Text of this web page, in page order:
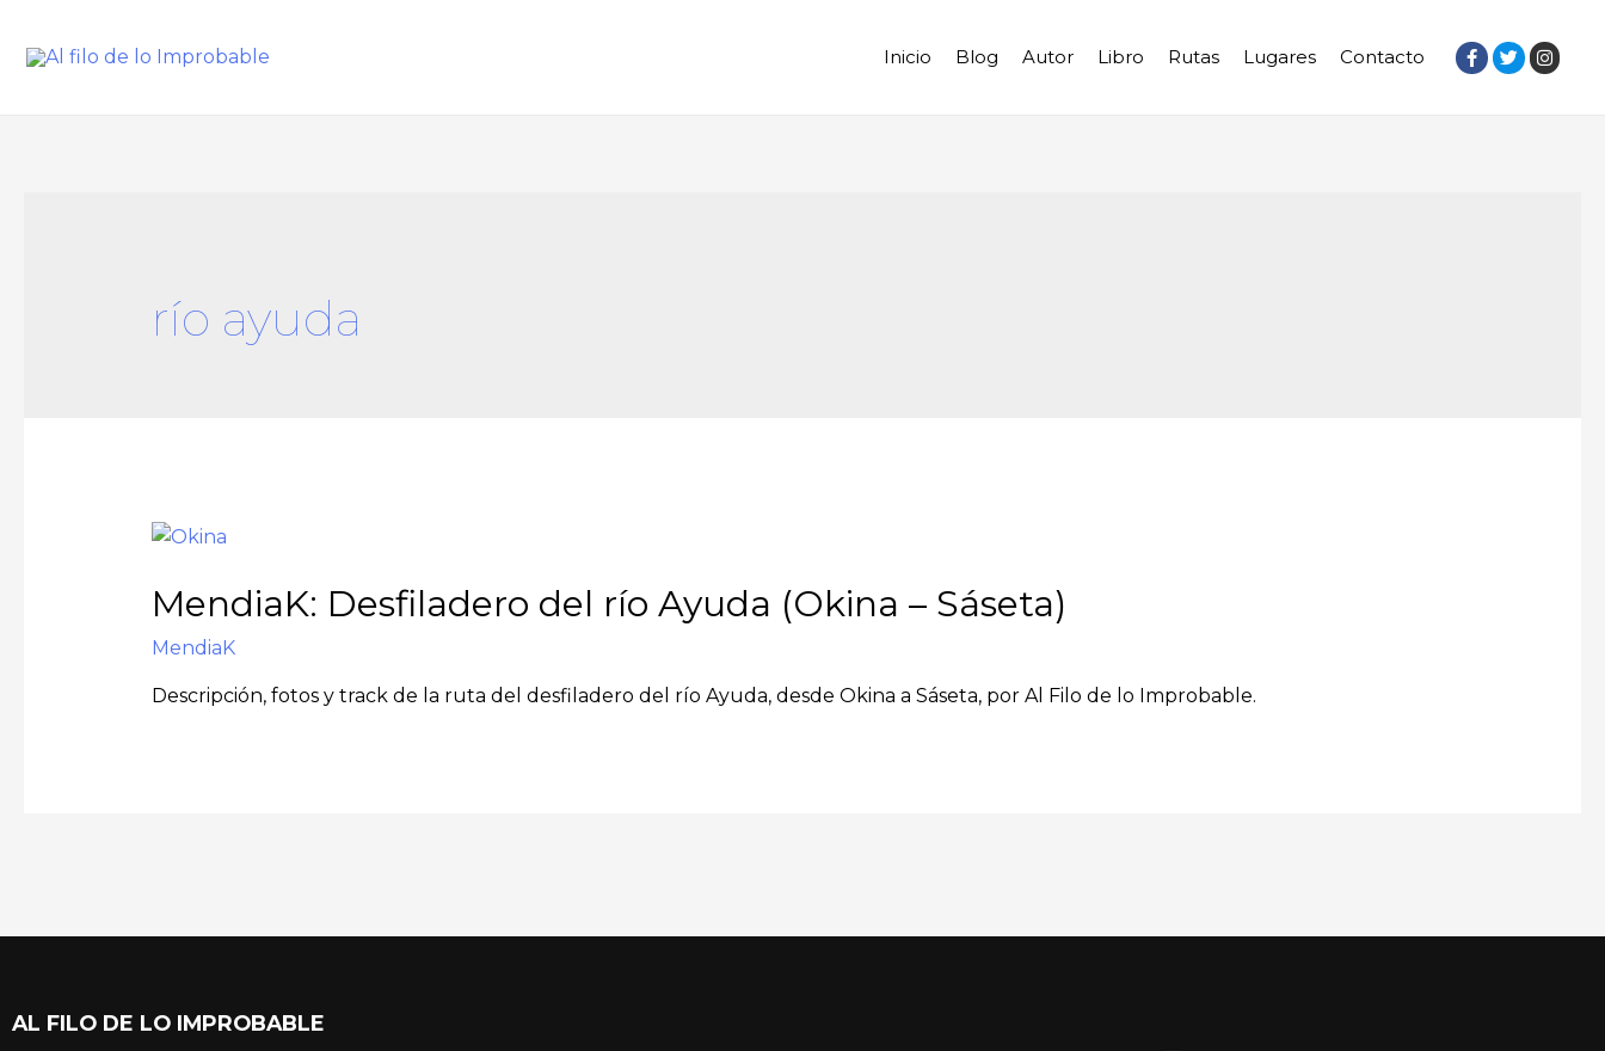
Inicio Blog Autor Libro Rutas Lugares Contacto
río ayuda
MendiaK: Desfiladero del río Ayuda (Okina – Sáseta)
MendiaK
Descripción, fotos y track de la ruta del desfiladero del río Ayuda, desde Okina a Sáseta, por Al Filo de lo Improbable.
AL FILO DE LO IMPROBABLE